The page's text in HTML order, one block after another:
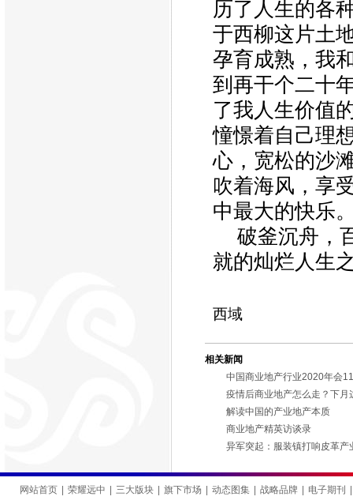
历了人生的各
于西柳这片土
孕育成熟，我
到再干个二十
了我人生价值
憧憬着自己理
心，宽松的沙
吹着海风，享
中最大的快乐
破釜沉舟，
就的灿烂人生
西域
相关新闻
中国商业地产行业2020年会
疫情后商业地产怎么走？下
解读中国的产业地产本质
商业地产精英访谈录
异军突起：服装镇打响皮革产
网站首页 荣耀远中 三大版块 旗下市场 动态图集 战略品牌 电子期刊